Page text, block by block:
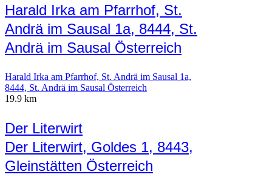
Harald Irka am Pfarrhof, St.
Andrä im Sausal 1a, 8444, St.
Andrä im Sausal Österreich
Harald Irka am Pfarrhof, St. Andrä im Sausal 1a,
8444, St. Andrä im Sausal Österreich
19.9 km
Der Literwirt
Der Literwirt, Goldes 1, 8443,
Gleinstätten Österreich